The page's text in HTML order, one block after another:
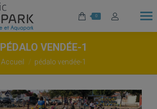
0
PÉDALO VENDÉE-1
Vous êtes ici :
Accueil pédalo vendée-1